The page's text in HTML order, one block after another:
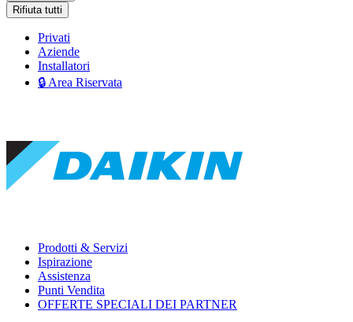
Rifiuta tutti
Privati
Aziende
Installatori
🔒 Area Riservata
Prodotti & Servizi
Ispirazione
Assistenza
Punti Vendita
OFFERTE SPECIALI DEI PARTNER